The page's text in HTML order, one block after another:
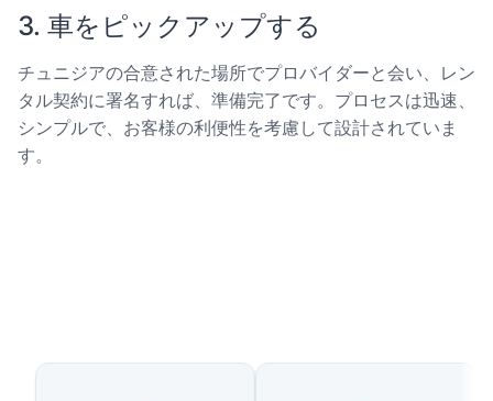
3. 車をピックアップする
チュニジアの合意された場所でプロバイダーと会い、レン
タル契約に署名すれば、準備完了です。プロセスは迅速、
シンプルで、お客様の利便性を考慮して設計されていま
す。